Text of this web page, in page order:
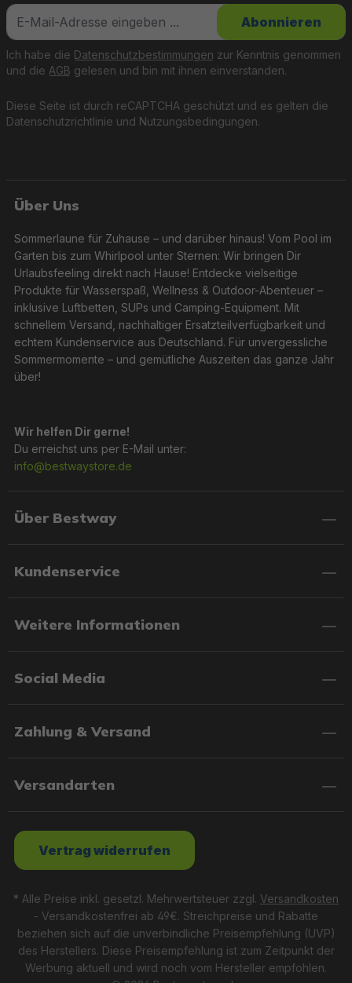
Diese Seite ist durch reCAPTCHA geschützt und es gelten die
Datenschutzrichtlinie und Nutzungsbedingungen.
Ich habe die Datenschutzbestimmungen zur Kenntnis genommen
und die AGB gelesen und bin mit ihnen einverstanden.
Abonnieren
Über Uns
Sommerlaune für Zuhause – und darüber hinaus! Vom Pool im
Garten bis zum Whirlpool unter Sternen: Wir bringen Dir
Urlaubsfeeling direkt nach Hause! Entdecke vielseitige
Produkte für Wasserspaß, Wellness & Outdoor-Abenteuer –
inklusive Luftbetten, SUPs und Camping-Equipment. Mit
schnellem Versand, nachhaltiger Ersatzteilverfügbarkeit und
echtem Kundenservice aus Deutschland. Für unvergessliche
Sommermomente – und gemütliche Auszeiten das ganze Jahr
über!
Wir helfen Dir gerne!
Du erreichst uns per E-Mail unter:
info@bestwaystore.de
Über Bestway
Kundenservice
Weitere Informationen
Social Media
Zahlung & Versand
Versandarten
Vertrag widerrufen
* Alle Preise inkl. gesetzl. Mehrwertsteuer zzgl. Versandkosten
- Versandkostenfrei ab 49€. Streichpreise und Rabatte
beziehen sich auf die unverbindliche Preisempfehlung (UVP)
des Herstellers. Diese Preisempfehlung ist zum Zeitpunkt der
Werbung aktuell und wird noch vom Hersteller empfohlen.